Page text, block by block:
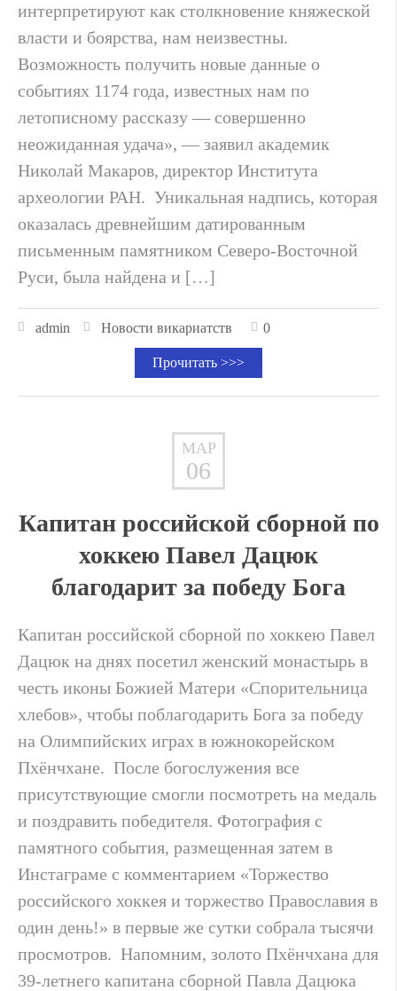
интерпретируют как столкновение княжеской
власти и боярства, нам неизвестны.
Возможность получить новые данные о
событиях 1174 года, известных нам по
летописному рассказу — совершенно
неожиданная удача», — заявил академик
Николай Макаров, директор Института
археологии РАН. Уникальная надпись, которая
оказалась древнейшим датированным
письменным памятником Северо-Восточной
Руси, была найдена и […]
admin Новости викариатств 0
Прочитать >>>
МАР
06
Капитан российской сборной по
хоккею Павел Дацюк
благодарит за победу Бога
Капитан российской сборной по хоккею Павел
Дацюк на днях посетил женский монастырь в
честь иконы Божией Матери «Спорительница
хлебов», чтобы поблагодарить Бога за победу
на Олимпийских играх в южнокорейском
Пхёнчхане. После богослужения все
присутствующие смогли посмотреть на медаль
и поздравить победителя. Фотография с
памятного события, размещенная затем в
Инстаграме с комментарием «Торжество
российского хоккея и торжество Православия в
один день!» в первые же сутки собрала тысячи
просмотров. Напомним, золото Пхёнчхана для
39-летнего капитана сборной Павла Дацюка